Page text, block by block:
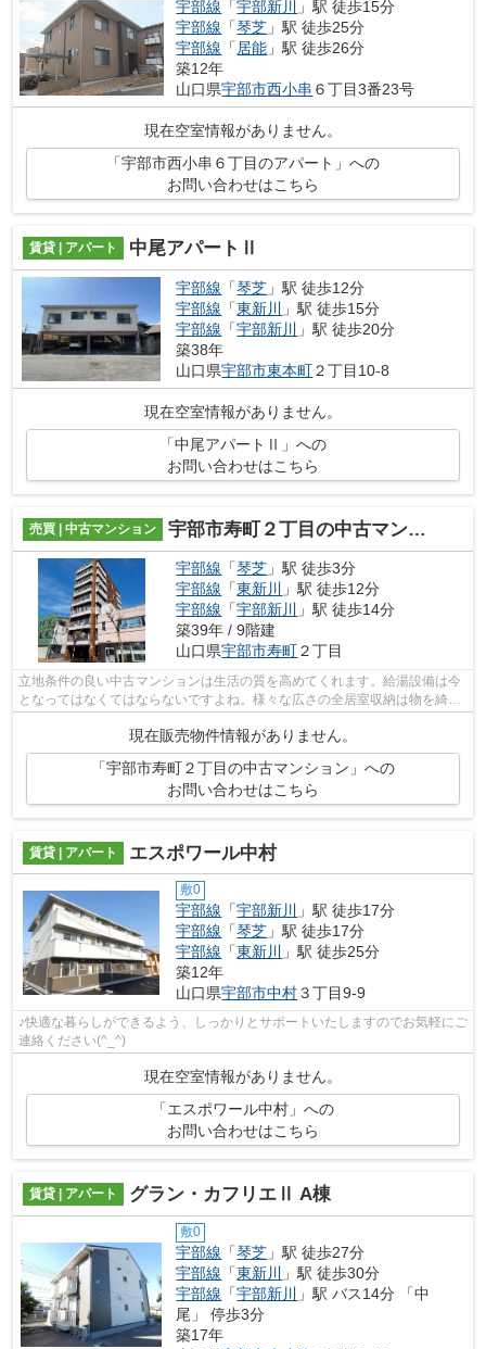
宇部線 「宇部新川
」駅 徒歩15分
宇部線 「琴芝 」駅 徒歩25分
宇部線 「 居能 」駅 徒歩26分
築12年
山口県宇部市西小串 ６丁目3番23号
現在空室情報がありません。
「宇部市西小串６丁目のアパート」への
お問い合わせはこちら
賃貸 | アパート 中尾アパートⅡ
宇部線 「琴芝 」駅 徒歩12分
宇部線 「東新川 」駅 徒歩15分
宇部線 「宇部新川 」駅 徒歩20分
築38年
山口県宇部市東本町２丁目10-8
現在空室情報がありません。
「中尾アパートⅡ」への
お問い合わせはこちら
売買 | 中古マンション 宇部市寿町２丁目の中古マンション
宇部線 「琴芝 」駅 徒歩3分
宇部線 「東新川
」駅 徒歩12分
宇部線 「宇部新川
」駅 徒歩14分
築39年 / 9階建
山口県宇部市寿町２丁目
立地条件の良い中古マンションは生活の質を高めてくれます。給湯設備は今
となってはなくてはならないですよね。様々な広さの全居室収納は物を綺麗
に整理できるのでお薦めです。当社は...
現在販売物件情報がありません。
「宇部市寿町２丁目の中古マンション」への
お問い合わせはこちら
賃貸 | アパート エスポワール中村
敷0
宇部線 「宇部新川
」駅 徒歩17分
宇部線 「琴芝 」駅 徒歩17分
宇部線 「東新川
」駅 徒歩25分
築12年
山口県宇部市中村３丁目9-9
♪快適な暮らしができるよう、しっかりとサポートいたしますのでお気軽にご
連絡ください(^_^)
現在空室情報がありません。
「エスポワール中村」への
お問い合わせはこちら
賃貸 | アパート グラン・カフリエⅡ A棟
敷0
宇部線 「琴芝 」駅 徒歩27分
宇部線 「東新川
」駅 徒歩30分
宇部線 「宇部新川
」駅 バス14分 「中
尾」 停歩3分
築17年